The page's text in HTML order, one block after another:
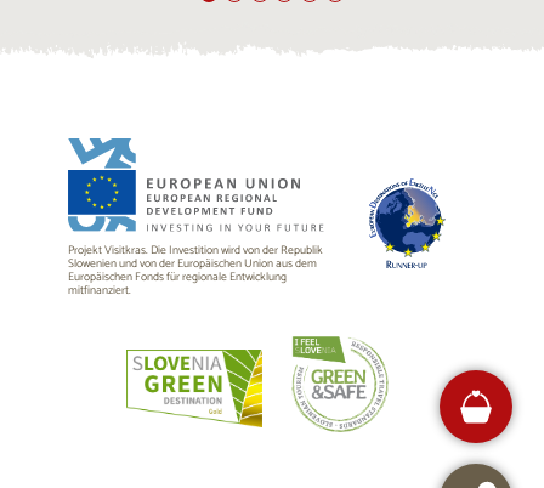
Projekt Visitkras. Die Investition wird von der Republik
Slowenien und von der Europäischen Union aus dem
Europäischen Fonds für regionale Entwicklung
mitfinanziert.